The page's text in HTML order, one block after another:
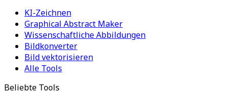
KI-Zeichnen
Graphical Abstract Maker
Wissenschaftliche Abbildungen
Bildkonverter
Bild vektorisieren
Alle Tools
Beliebte Tools